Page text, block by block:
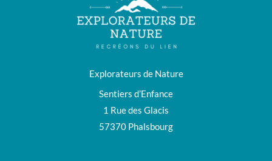
Explorateurs de Nature
Sentiers d’Enfance
1 Rue des Glacis
57370 Phalsbourg